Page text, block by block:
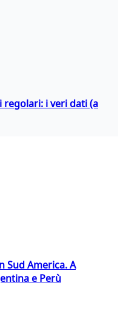
i veri dati (a
Sud America. A
e Perù